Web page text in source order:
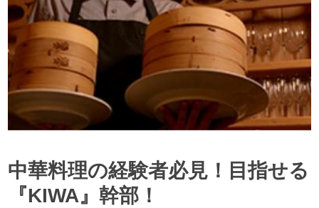
中華料理の経験者必見！目指せる
『KIWA』幹部！